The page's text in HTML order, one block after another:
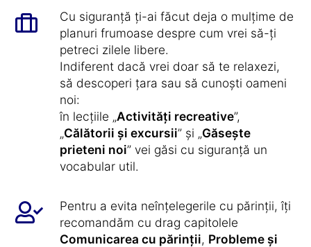
Cu siguranță ți-ai făcut deja o mulțime de
planuri frumoase despre cum vrei să-ți
petreci zilele libere.
Indiferent dacă vrei doar să te relaxezi,
să descoperi țara sau să cunoști oameni
noi:
în lecțiile „Activități recreative”,
„Călătorii și excursii” și „Găsește
prieteni noi” vei găsi cu siguranță un
vocabular util.
Pentru a evita neînțelegerile cu părinții, îți
recomandăm cu drag capitolele
Comunicarea cu părinții, Probleme și